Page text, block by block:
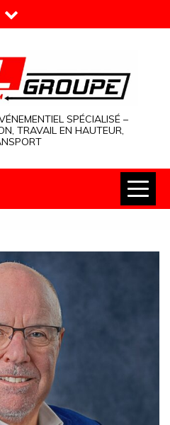
SPÉCIALISÉ –
TRAVAIL EN HAUTEUR,